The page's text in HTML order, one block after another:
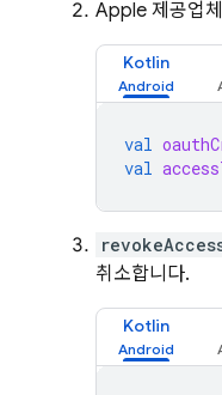
Apple 제공업
Kotlin
val
val
취소합니다.
Kotlin